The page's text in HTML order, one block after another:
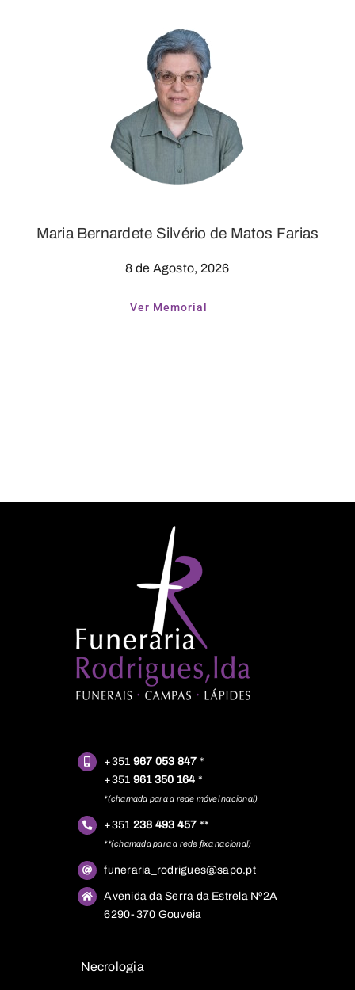
Maria Bernardete Silvério de Matos Farias
8 de Agosto, 2026
Ver Memorial
+351 967 053 847 *
+351 961 350 164 *
*(chamada para a rede móvel nacional)
+351 238 493 457 **
**(chamada para a rede fixa nacional)
funeraria_rodrigues@sapo.pt
Avenida da Serra da Estrela Nº2A
6290-370 Gouveia
Necrologia